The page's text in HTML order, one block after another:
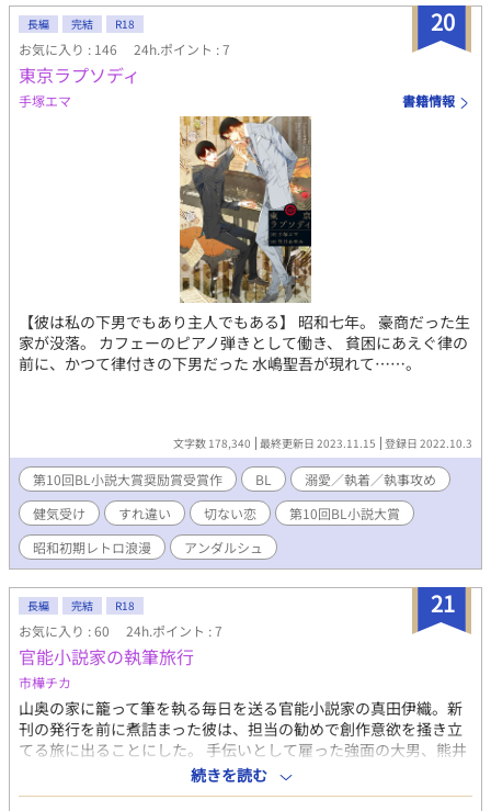
20
長編 完結 R18
お気に入り : 146 24h.ポイント : 7
東京ラプソディ
手塚エマ 書籍情報
【彼は私の下男でもあり主人でもある】 昭和七年。 豪商だった生
家が没落。 カフェーのピアノ弾きとして働き、 貧困にあえぐ律の
前に、かつて律付きの下男だった 水嶋聖吾が現れて……。
文字数 178,340 最終更新日 2023.11.15 登録日 2022.10.3
第10回BL小説大賞奨励賞受賞作 BL
溺愛／執着／執事攻め
健気受け
すれ違い 切ない恋
第10回BL小説大賞
昭和初期レトロ浪漫
アンダルシュ
21
長編 完結 R18
お気に入り : 60 24h.ポイント : 7
官能小説家の執筆旅行
市樺チカ
山奥の家に籠って筆を執る毎日を送る官能小説家の真田伊織。新
刊の発行を前に煮詰まった彼は、担当の勧めで創作意欲を掻き立
てる旅に出ることにした。 手伝いとして雇った強面の大男、熊井
と共に気の向くままに各地を巡る。 (性描写がある話には※をつけ
ています) (ムーンライトノベルズにも投稿しています)
続きを読む